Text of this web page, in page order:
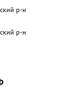
р-н
р-н